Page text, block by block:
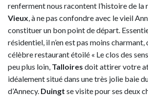
renferment nous racontent l’histoire de la
Vieux , à ne pas confondre avec le vieil
constituer un bon point de départ.
résidentiel, il n’en est pas moins charmant,
célèbre restaurant étoilé « Le clos des
peu plus loin, Talloires doit attirer votre
idéalement situé dans une très jolie baie
d’Annecy. Duingt se visite pour ses deux